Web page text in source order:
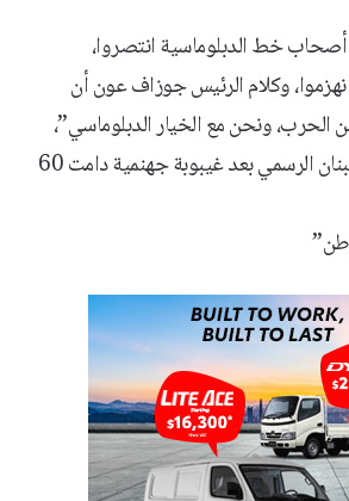
خط الدبلوماسية انتصروا،
وكلام الرئيس جوزاف عون أن
الحرب، ونحن مع الخيار الدبلوماسي”،
يؤكد المنحى الجديد للبنان الرسمي بعد غيبوبة جهنمية دامت 60